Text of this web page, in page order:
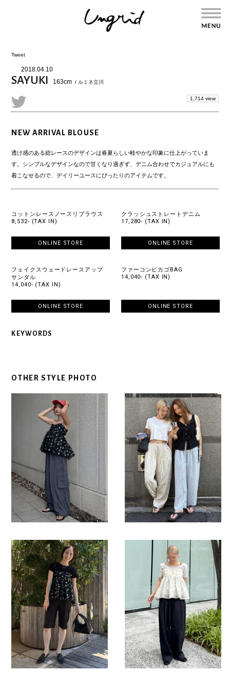
Tweet
2018.04.10
SAYUKI 163cm / ルミネ立川
1,714 view
NEW ARRIVAL BLOUSE
透け感のある総レースのデザインは春夏らしい軽やかな印象に仕上がっていま
す。シンプルなデザインなので甘くなり過ぎず、デニム合わせでカジュアルにも
着こなせるので、デイリーユースにぴったりのアイテムです。
コットンレースノースリブラウス
8,532- (TAX IN)
ONLINE STORE
クラッシュストレートデニム
17,280- (TAX IN)
ONLINE STORE
フェイクスウェードレースアップ
サンダル
14,040- (TAX IN)
ONLINE STORE
ファーコンビカゴBAG
14,040- (TAX IN)
ONLINE STORE
KEYWORDS
OTHER STYLE PHOTO